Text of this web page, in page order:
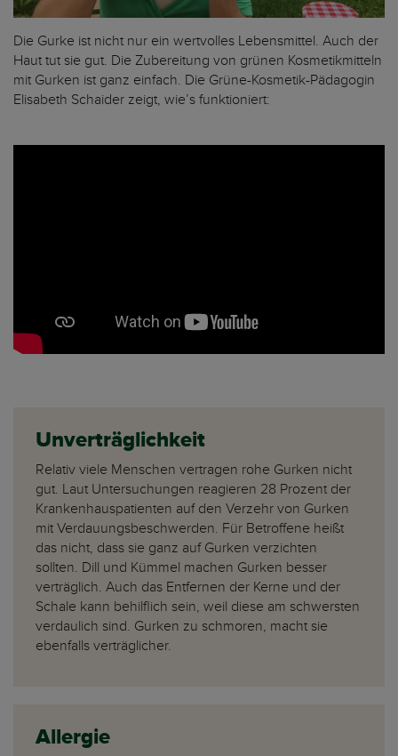
Die Gurke ist nicht nur ein wertvolles Lebensmittel. Auch der
Haut tut sie gut. Die Zubereitung von grünen Kosmetikmitteln
mit Gurken ist ganz einfach. Die Grüne-Kosmetik-Pädagogin
Elisabeth Schaider zeigt, wie’s funktioniert:
Unverträglichkeit
Relativ viele Menschen vertragen rohe Gurken nicht
gut. Laut Untersuchungen reagieren 28 Prozent der
Krankenhauspatienten auf den Verzehr von Gurken
mit Verdauungsbeschwerden. Für Betroffene heißt
das nicht, dass sie ganz auf Gurken verzichten
sollten. Dill und Kümmel machen Gurken besser
verträglich. Auch das Entfernen der Kerne und der
Schale kann behilflich sein, weil diese am schwersten
verdaulich sind. Gurken zu schmoren, macht sie
ebenfalls verträglicher.
Allergie